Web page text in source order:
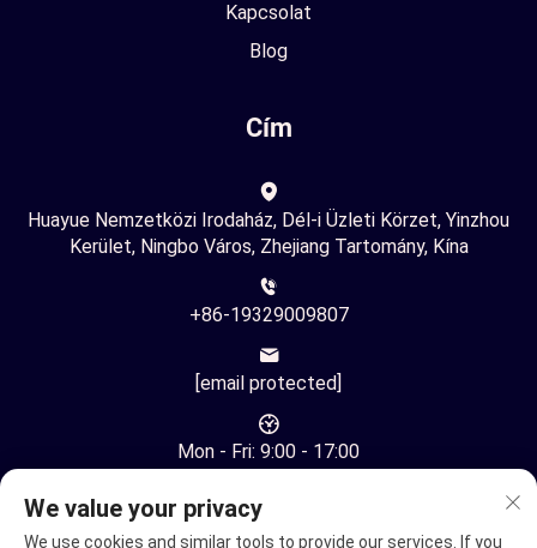
Kapcsolat
Blog
Cím
Huayue Nemzetközi Irodaház, Dél-i Üzleti Körzet, Yinzhou
Kerület, Ningbo Város, Zhejiang Tartomány, Kína
+86-19329009807
[email protected]
Mon - Fri: 9:00 - 17:00
We value your privacy
We use cookies and similar tools to provide our services. If you